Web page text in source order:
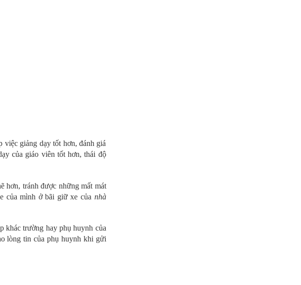
việc giảng dạy tốt hơn, đánh giá
của giáo viên tốt hơn, thái độ
hơn, tránh được những mất mát
của mình ở bãi giữ xe của nhà
khác trường hay phụ huynh của
lòng tin của phụ huynh khi gửi